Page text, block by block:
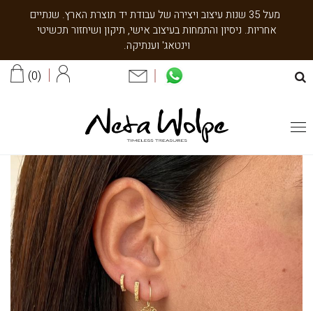
מעל 35 שנות עיצוב ויצירה של עבודת יד תוצרת הארץ. שנתיים
אחריות. ניסיון והתמחות בעיצוב אישי, תיקון ושיחזור תכשיטי
וינטאג' וענתיקה.
0